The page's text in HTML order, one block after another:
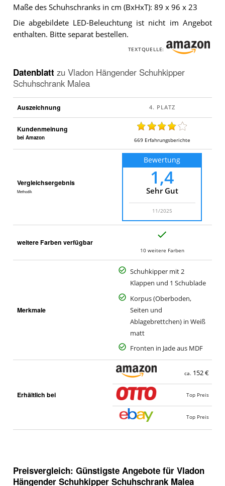
Maße des Schuhschranks in cm (BxHxT): 89 x 96 x 23
Die abgebildete LED-Beleuchtung ist nicht im Angebot
enthalten. Bitte separat bestellen.
TEXTQUELLE:
Datenblatt zu Vladon Hängender Schuhkipper
Schuhschrank Malea
Auszeichnung
Kundenmeinung
bei Amazon 669 Erfahrungsberichte
Vergleichsergebnis
Methodik
Bewertung
1,4
Sehr Gut
11/2025
weitere Farben verfügbar
10 weitere Farben
Merkmale
Schuhkipper mit 2
Klappen und 1 Schublade
Korpus (Oberboden,
Seiten und
Ablagebrettchen) in Weiß
matt
Fronten in Jade aus MDF
Erhältlich bei
ca. 152 €
Top Preis
Top Preis
Preisvergleich: Günstigste Angebote für Vladon
Hängender Schuhkipper Schuhschrank Malea